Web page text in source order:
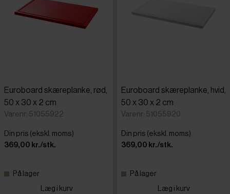
Euroboard skæreplanke, rød,
50 x 30 x 2 cm
Varenr: 51055922
Din pris (ekskl. moms)
369,00 kr./stk.
På lager
Læg i kurv
Euroboard skæreplanke, hvid,
50 x 30 x 2 cm
Varenr: 51055920
Din pris (ekskl. moms)
369,00 kr./stk.
På lager
Læg i kurv